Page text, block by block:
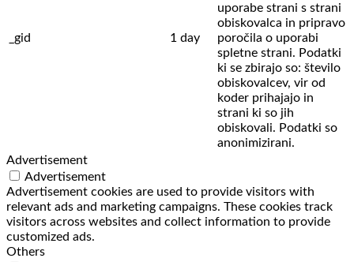
_gid 1 day
uporabe strani s strani
obiskovalca in pripravo
poročila o uporabi
spletne strani. Podatki
ki se zbirajo so: število
obiskovalcev, vir od
koder prihajajo in
strani ki so jih
obiskovali. Podatki so
anonimizirani.
Advertisement
Advertisement
Advertisement cookies are used to provide visitors with
relevant ads and marketing campaigns. These cookies track
visitors across websites and collect information to provide
customized ads.
Others